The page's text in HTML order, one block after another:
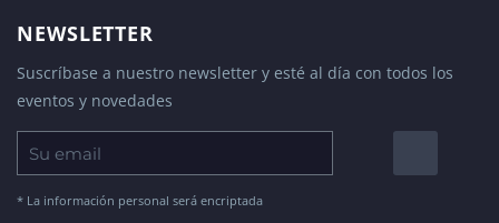
NEWSLETTER
Suscríbase a nuestro newsletter y esté al día con todos los
eventos y novedades
* La información personal será encriptada